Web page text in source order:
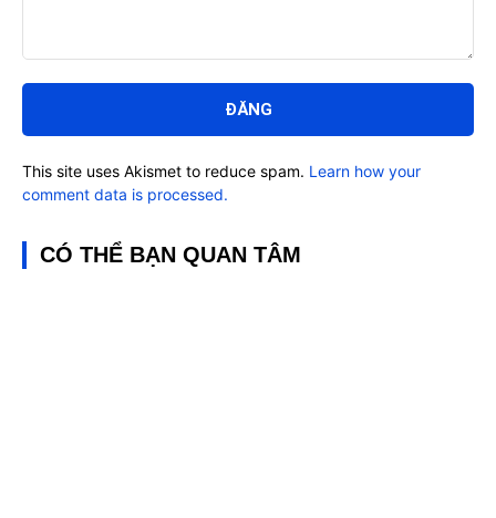
luận:
This site uses Akismet to reduce spam. Learn how your
comment data is processed.
CÓ THỂ BẠN QUAN TÂM